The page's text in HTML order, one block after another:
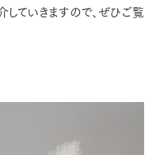
ていきますので、ぜひご覧